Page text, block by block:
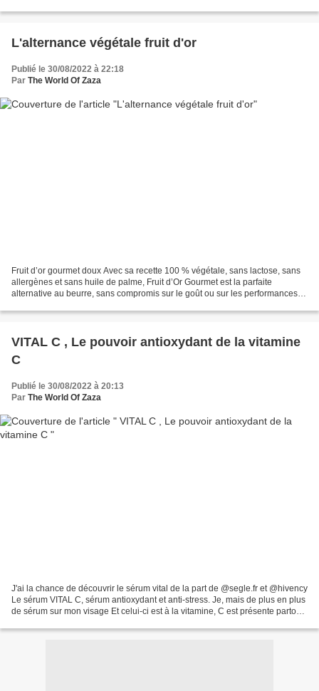
L'alternance végétale fruit d'or
Publié le 30/08/2022 à 22:18
Par The World Of Zaza
Fruit d’or gourmet doux Avec sa recette 100 % végétale, sans lactose, sans
allergènes et sans huile de palme, Fruit d’Or Gourmet est la parfaite
alternative au beurre, sans compromis sur le goût ou sur les performances.
VITAL C , Le pouvoir antioxydant de la vitamine
C
Publié le 30/08/2022 à 20:13
Par The World Of Zaza
J'ai la chance de découvrir le sérum vital de la part de @segle.fr et @hivency
Le sérum VITAL C, sérum antioxydant et anti-stress. Je, mais de plus en plus
de sérum sur mon visage Et celui-ci est à la vitamine, C est présente partout